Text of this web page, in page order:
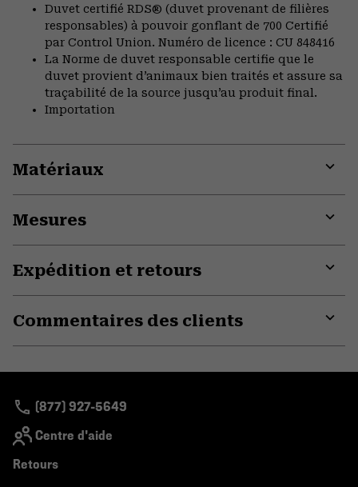
Duvet certifié RDS® (duvet provenant de filières
responsables) à pouvoir gonflant de 700 Certifié
par Control Union. Numéro de licence : CU 848416
La Norme de duvet responsable certifie que le
duvet provient d’animaux bien traités et assure sa
traçabilité de la source jusqu’au produit final.
Importation
Matériaux
Mesures
Expédition et retours
Commentaires des clients
(877) 927-5649
Centre d'aide
Retours